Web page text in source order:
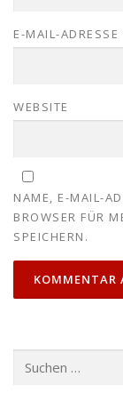
E-MAIL-ADRESSE
WEBSITE
NAME, E-MAIL-
BROWSER FÜR
SPEICHERN.
nach: